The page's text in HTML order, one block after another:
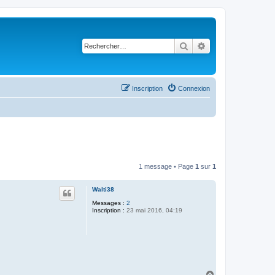
Rechercher
Connexion
Inscription
1 message • Page 1 sur 1
Walti38
Messages : 2
Inscription : 23 mai 2016, 04:19